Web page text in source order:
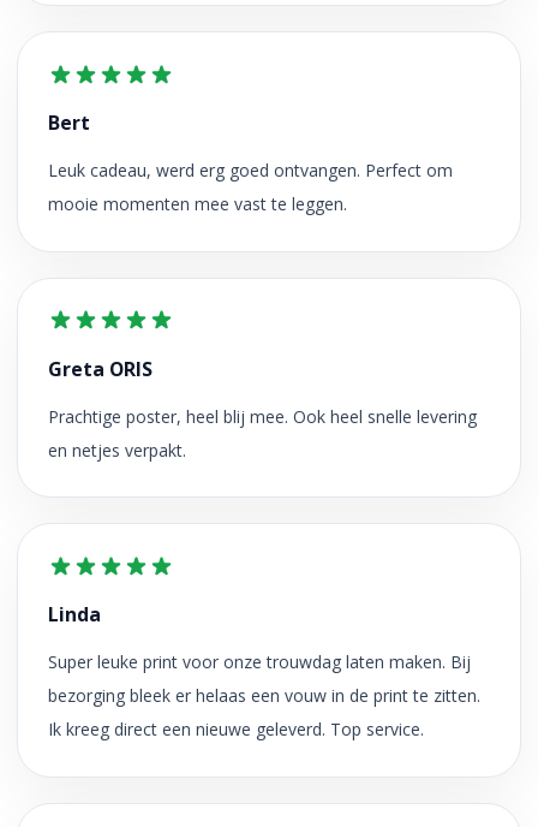
Bert
Leuk cadeau, werd erg goed ontvangen. Perfect om
mooie momenten mee vast te leggen.
Greta ORIS
Prachtige poster, heel blij mee. Ook heel snelle levering
en netjes verpakt.
Linda
Super leuke print voor onze trouwdag laten maken. Bij
bezorging bleek er helaas een vouw in de print te zitten.
Ik kreeg direct een nieuwe geleverd. Top service.